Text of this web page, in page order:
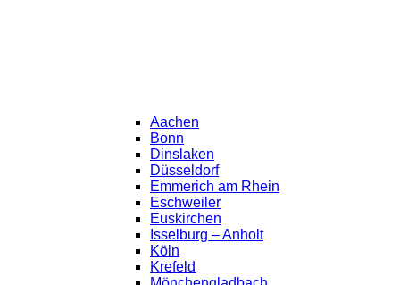
Aachen
Bonn
Dinslaken
Düsseldorf
Emmerich am Rhein
Eschweiler
Euskirchen
Isselburg – Anholt
Köln
Krefeld